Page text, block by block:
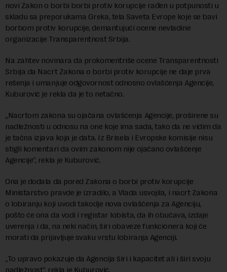
novi Zakon o borbi borbi protiv korupcije rađen u potpunosti u
skladu sa preporukama Greka, tela Saveta Evrope koje se bavi
borbom protiv korupcije, demantujući ocene nevladine
organizacije Transparentnost Srbija.
Na zahtev novinara da prokomentriše ocene Transparentnosti
Srbija da Nacrt Zakona o borbi protiv korupcije ne daje prva
rešenja i umanjuje odgovornost odnosno ovlašćenja Agencije,
Kuburović je rekla da je to netačno.
„Nacrtom zakona su ojačana ovlašćenja Agencije, proširene su
nadležnosti u odnosu na one koje ima sada, tako da ne vidim da
je tačna izjava koja je data. Iz Brisela i Evropske komisije nisu
stigli komentari da ovim zakonom nije ojačano ovlašćenje
Agencije“, rekla je Kuburović.
Ona je dodala da pored Zakona o borbi protiv korupcije
Ministarstvo pravde je izradilo, a Vlada usvojila, i nacrt Zakona
o lobiranju koji uvodi takodje nova ovlašćenja za Agenciju,
pošto će ona da vodi i registar lobista, da ih obučava, izdaje
uverenja i da, na neki način, širi obaveze funkcionera koji će
morati da prijavljuje svaku vrstu lobiranja Agenciji.
„To upravo pokazuje da Agencija širi i kapacitet ali i širi svoju
nadležnost“, rekla je Kuburović.